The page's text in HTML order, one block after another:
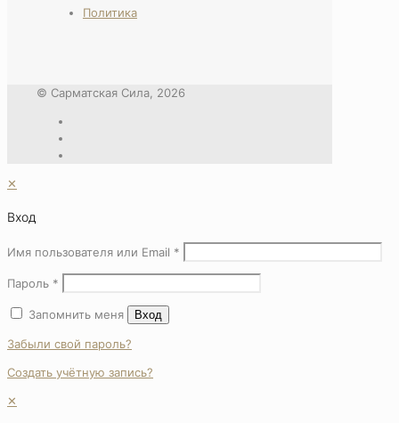
Политика
© Сарматская Сила, 2026
✕
Вход
Имя пользователя или Email *
Пароль *
Запомнить меня Вход
Забыли свой пароль?
Создать учётную запись?
✕